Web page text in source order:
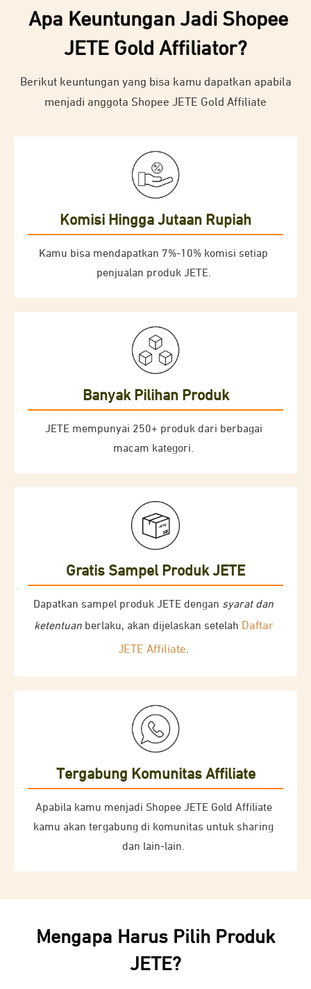
Apa Keuntungan Jadi Shopee
JETE Gold Affiliator?
Berikut keuntungan yang bisa kamu dapatkan apabila
menjadi anggota Shopee JETE Gold Affiliate
Komisi Hingga Jutaan Rupiah
Kamu bisa mendapatkan 7%-10% komisi setiap
penjualan produk JETE.
Banyak Pilihan Produk
JETE mempunyai 250+ produk dari berbagai
macam kategori.
Gratis Sampel Produk JETE
Dapatkan sampel produk JETE dengan syarat dan
ketentuanberlaku, akan dijelaskan setelah Daftar
JETE Affiliate.
Tergabung Komunitas Affiliate
Apabila kamu menjadi Shopee JETE Gold Affiliate
kamu akan tergabung di komunitas untuk sharing
dan lain-lain.
Mengapa Harus Pilih Produk
JETE?